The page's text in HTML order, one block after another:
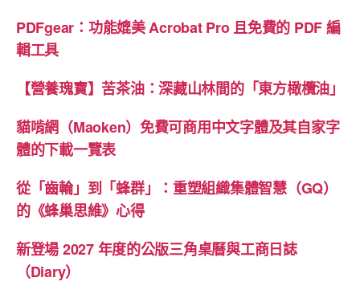
PDFgear：功能媲美 Acrobat Pro 且免費的 PDF 編
輯工具
【營養瑰寶】苦茶油：深藏山林間的「東方橄欖油」
貓啃網（Maoken）免費可商用中文字體及其自家字
體的下載一覽表
從「齒輪」到「蜂群」：重塑組織集體智慧（GQ）
的《蜂巢思維》心得
新登場 2027 年度的公版三角桌曆與工商日誌
（Diary）